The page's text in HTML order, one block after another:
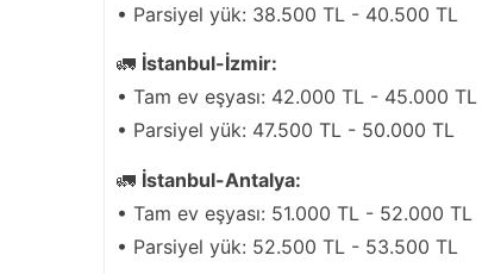
• Parsiyel yük: 38.500 TL - 40.500 TL
🚛 İstanbul-İzmir:
• Tam ev eşyası: 42.000 TL - 45.000 TL
• Parsiyel yük: 47.500 TL - 50.000 TL
🚛 İstanbul-Antalya:
• Tam ev eşyası: 51.000 TL - 52.000 TL
• Parsiyel yük: 52.500 TL - 53.500 TL